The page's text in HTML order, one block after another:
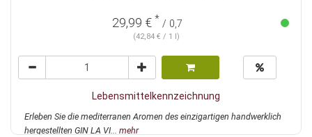
29,99 € * / 0,7
(42,84 € / 1 l)
Lebensmittelkennzeichnung
Erleben Sie die mediterranen Aromen des einzigartigen handwerklich
hergestellten GIN LA VI... mehr